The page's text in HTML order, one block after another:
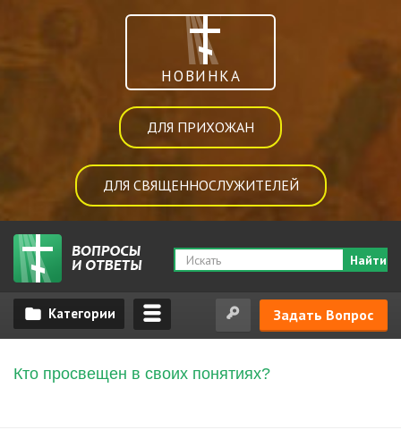
НОВИНКА
ДЛЯ ПРИХОЖАН
ДЛЯ СВЯЩЕННОСЛУЖИТЕЛЕЙ
Найти
Задать Вопрос
Кто просвещен в своих понятиях?